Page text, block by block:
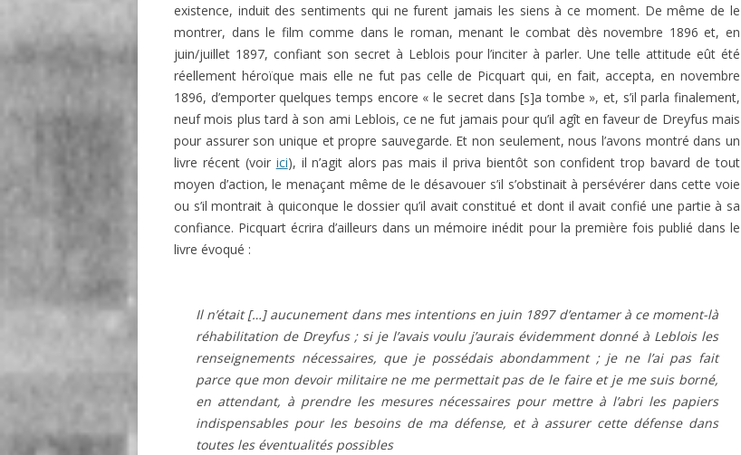
existence, induit des sentiments qui ne furent jamais les siens à ce moment. De même de le
montrer, dans le film comme dans le roman, menant le combat dès novembre 1896 et, en
juin/juillet 1897, confiant son secret à Leblois pour l’inciter à parler. Une telle attitude eût été
réellement héroïque mais elle ne fut pas celle de Picquart qui, en fait, accepta, en novembre
1896, d’emporter quelques temps encore « le secret dans [s]a tombe », et, s’il parla finalement,
neuf mois plus tard à son ami Leblois, ce ne fut jamais pour qu’il agît en faveur de Dreyfus mais
pour assurer son unique et propre sauvegarde. Et non seulement, nous l’avons montré dans un
livre récent (voir ici), il n’agit alors pas mais il priva bientôt son confident trop bavard de tout
moyen d’action, le menaçant même de le désavouer s’il s’obstinait à persévérer dans cette voie
ou s’il montrait à quiconque le dossier qu’il avait constitué et dont il avait confié une partie à sa
confiance. Picquart écrira d’ailleurs dans un mémoire inédit pour la première fois publié dans le
livre évoqué :
Il n’était […] aucunement dans mes intentions en juin 1897 d’entamer à ce moment-là
réhabilitation de Dreyfus ; si je l’avais voulu j’aurais évidemment donné à Leblois les
renseignements nécessaires, que je possédais abondamment ; je ne l’ai pas fait
parce que mon devoir militaire ne me permettait pas de le faire et je me suis borné,
en attendant, à prendre les mesures nécessaires pour mettre à l’abri les papiers
indispensables pour les besoins de ma défense, et à assurer cette défense dans
toutes les éventualités possibles